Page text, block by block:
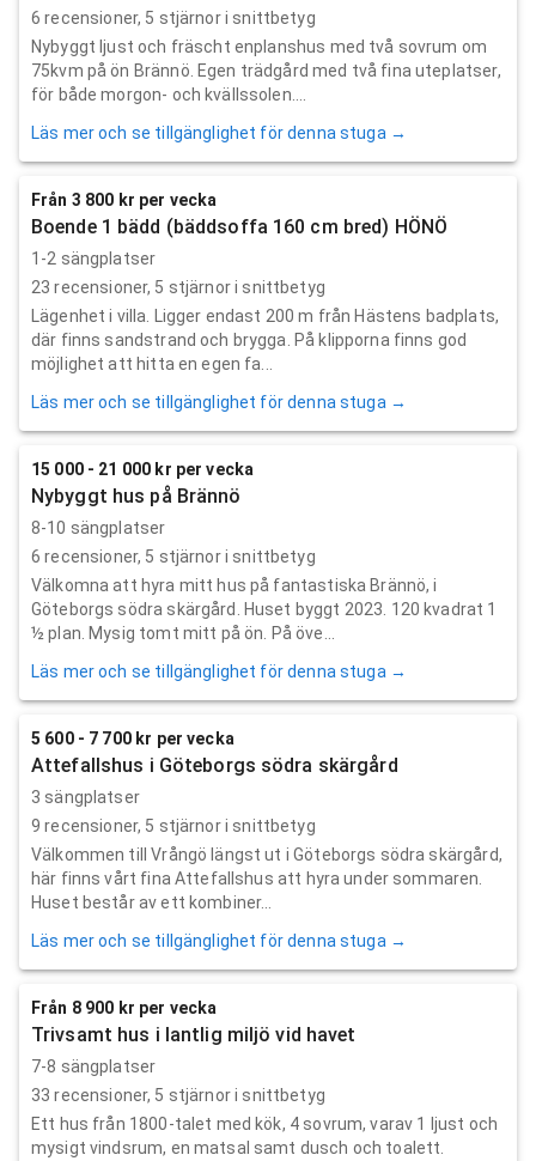
6 recensioner, 5 stjärnor i snittbetyg
Nybyggt ljust och fräscht enplanshus med två sovrum om
75kvm på ön Brännö. Egen trädgård med två fina uteplatser,
för både morgon- och kvällssolen....
Läs mer och se tillgänglighet för denna stuga →
Från 3 800 kr per vecka
Boende 1 bädd (bäddsoffa 160 cm bred) HÖNÖ
1-2 sängplatser
23 recensioner, 5 stjärnor i snittbetyg
Lägenhet i villa. Ligger endast 200 m från Hästens badplats,
där finns sandstrand och brygga. På klipporna finns god
möjlighet att hitta en egen fa...
Läs mer och se tillgänglighet för denna stuga →
15 000 - 21 000 kr per vecka
Nybyggt hus på Brännö
8-10 sängplatser
6 recensioner, 5 stjärnor i snittbetyg
Välkomna att hyra mitt hus på fantastiska Brännö, i
Göteborgs södra skärgård. Huset byggt 2023. 120 kvadrat 1
½ plan. Mysig tomt mitt på ön. På öve...
Läs mer och se tillgänglighet för denna stuga →
5 600 - 7 700 kr per vecka
Attefallshus i Göteborgs södra skärgård
3 sängplatser
9 recensioner, 5 stjärnor i snittbetyg
Välkommen till Vrångö längst ut i Göteborgs södra skärgård,
här finns vårt fina Attefallshus att hyra under sommaren.
Huset består av ett kombiner...
Läs mer och se tillgänglighet för denna stuga →
Från 8 900 kr per vecka
Trivsamt hus i lantlig miljö vid havet
7-8 sängplatser
33 recensioner, 5 stjärnor i snittbetyg
Ett hus från 1800-talet med kök, 4 sovrum, varav 1 ljust och
mysigt vindsrum, en matsal samt dusch och toalett.